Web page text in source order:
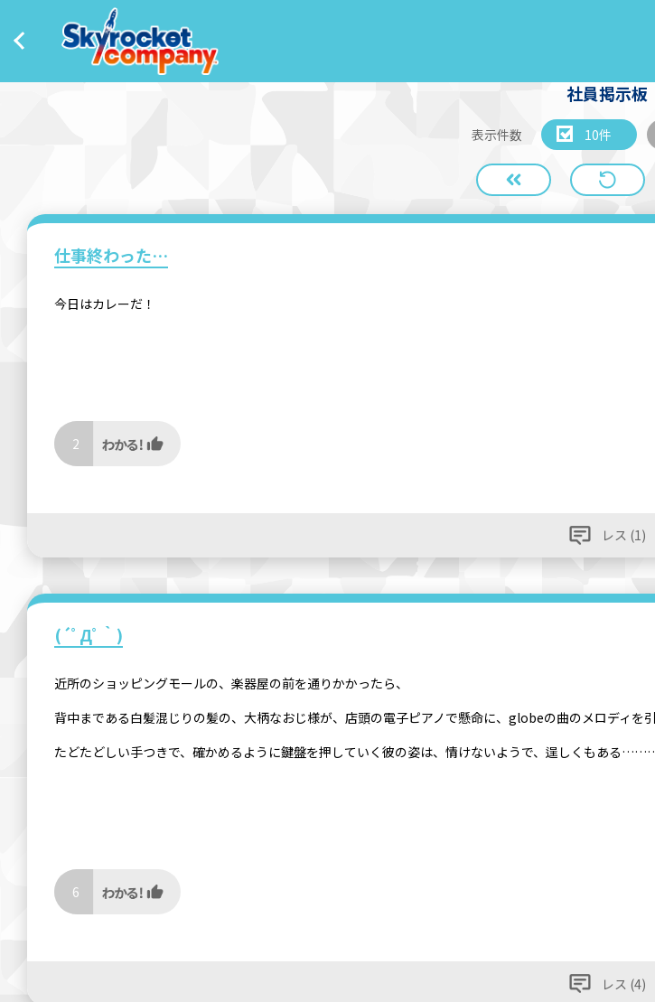
社員掲示板
表示件数 10件
仕事終わった…
今日はカレーだ！
2
レス (1)
(´ﾟДﾟ｀)
近所のショッピングモールの、楽器屋の前を通りかかったら、
背中まである白髪混じりの髪の、大柄なおじ様が、店頭の電子ピアノで懸命に、globeの曲のメロディを引
たどたどしい手つきで、確かめるように鍵盤を押していく彼の姿は、情けないようで、逞しくもある
6
レス (4)